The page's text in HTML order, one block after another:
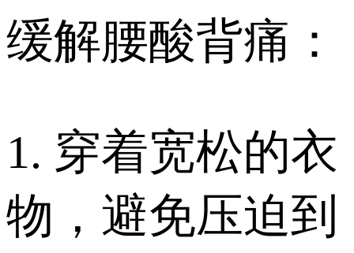
缓解腰酸背痛：
1. 穿着宽松的衣
物，避免压迫到